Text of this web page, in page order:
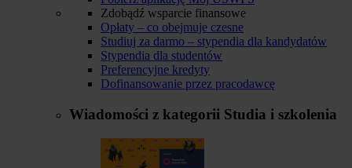
Zdobądź wsparcie finansowe
Opłaty – co obejmuje czesne
Studiuj za darmo – stypendia dla kandydatów
Stypendia dla studentów
Preferencyjne kredyty
Dofinansowanie przez pracodawcę
Wiadomości z kategorii Studia i szkolenia